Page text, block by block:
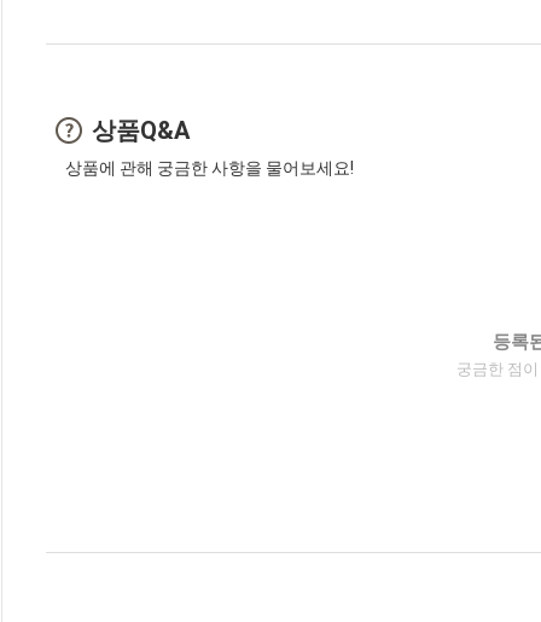
상품Q&A
상품에 관해 궁금한 사항을 물어보세요!
등록
궁금한 점